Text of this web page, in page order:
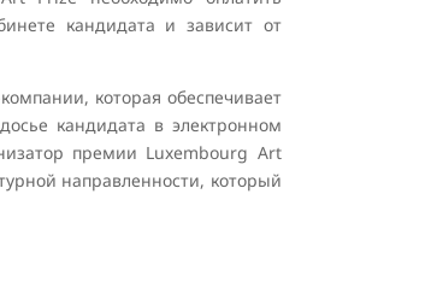
кандидата и зависит от
которая обеспечивает
кандидата в электронном
премии Luxembourg Art
направленности, который